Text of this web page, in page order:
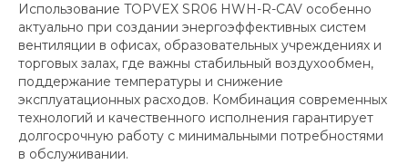
Использование TOPVEX SR06 HWH-R-CAV особенно
актуально при создании энергоэффективных систем
вентиляции в офисах, образовательных учреждениях и
торговых залах, где важны стабильный воздухообмен,
поддержание температуры и снижение
эксплуатационных расходов. Комбинация современных
технологий и качественного исполнения гарантирует
долгосрочную работу с минимальными потребностями
в обслуживании.